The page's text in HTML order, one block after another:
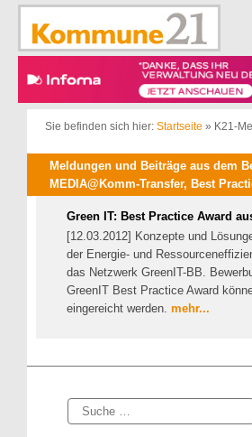
Zum
springen
Sie befinden sich hier: Startseite » K21-
Meldungen und Beiträge aus dem
MEDIA@Komm-Transfer, Best
Green IT: Best Practice Award
[12.03.2012] Konzepte und
der Energie- und
das Netzwerk GreenIT-BB.
GreenIT Best Practice Award
eingereicht werden. mehr...
Suche